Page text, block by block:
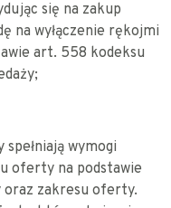
się na zakup
na wyłączenie rękojmi
art. 558 kodeksu
wymogi
oferty na podstawie
zakresu oferty.